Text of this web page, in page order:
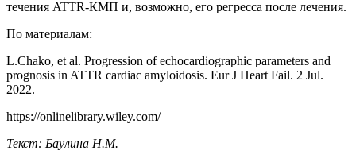
течения ATTR-КМП и, возможно, его регресса после лечения.
По материалам:
L.Chako, et al. Progression of echocardiographic parameters and
prognosis in ATTR cardiac amyloidosis. Eur J Heart Fail. 2 Jul.
2022.
https://onlinelibrary.wiley.com/
Текст: Баулина Н.М.